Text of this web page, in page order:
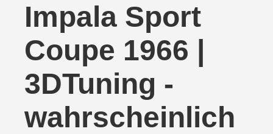
Impala Sport
Coupe 1966 |
3DTuning -
wahrscheinlich